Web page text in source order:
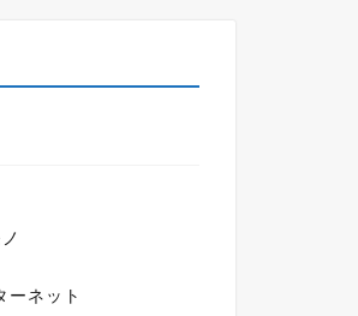
ーネット